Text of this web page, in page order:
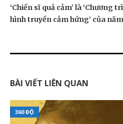
‘Chiến sĩ quả cảm’ là ‘Chương
hình truyền cảm hứng’ của
BÀI VIẾT LIÊN QUAN
360 ĐỘ